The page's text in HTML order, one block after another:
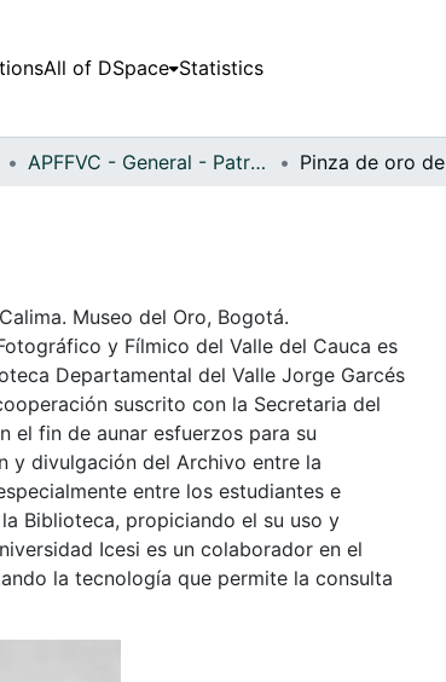
All of DSpace Statistics
APFFVC - General - Patrimonial
Museo del Oro, Bogotá.
y Fílmico del Valle del Cauca es
Departamental del Valle Jorge Garcés
suscrito con la Secretaria del
el fin de aunar esfuerzos para su
y divulgación del Archivo entre la
entre los estudiantes e
Biblioteca, propiciando el su uso y
Icesi es un colaborador en el
la tecnología que permite la consulta